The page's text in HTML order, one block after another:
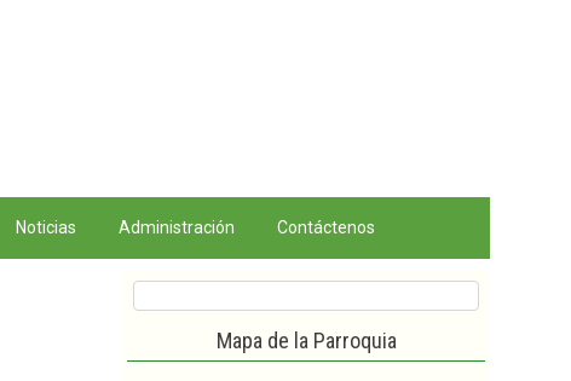
Noticias Administración Contáctenos
Mapa de la Parroquia